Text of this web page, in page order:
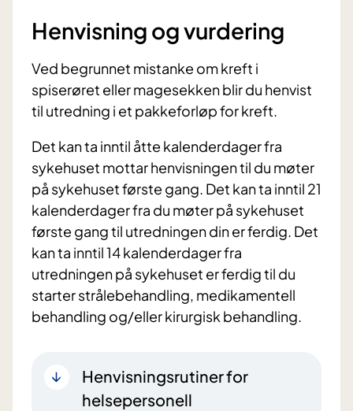
Henvisning og vurdering
Ved begrunnet mistanke om kreft i
spiserøret eller magesekken blir du henvist
til utredning i et pakkeforløp for kreft.
Det kan ta inntil åtte kalenderdager fra
sykehuset mottar henvisningen til du møter
på sykehuset første gang. Det kan ta inntil 21
kalenderdager fra du møter på sykehuset
første gang til utredningen din er ferdig. Det
kan ta inntil 14 kalenderdager fra
utredningen på sykehuset er ferdig til du
starter strålebehandling, medikamentell
behandling og/eller kirurgisk behandling.
Henvisningsrutiner for
helsepersonell